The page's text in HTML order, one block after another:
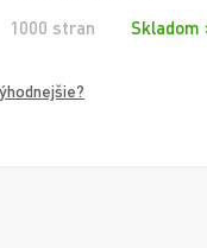
1000 stran Skladom